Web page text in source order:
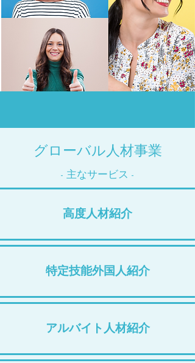
​グローバル人材事業
- ​主なサービス -
高度人材紹介
特定技能外国人紹介
アルバイト人材紹介